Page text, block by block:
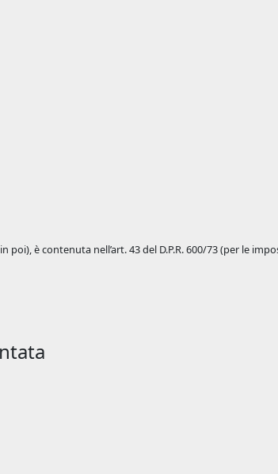
è contenuta nell’art. 43 del D.P.R. 600/73 (per le